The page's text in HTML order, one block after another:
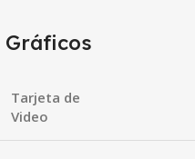
Gráficos
Tarjeta de
Video